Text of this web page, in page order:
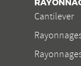
Cantilever